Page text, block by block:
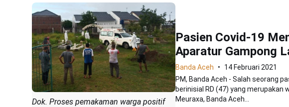
Dok. Proses pemakaman warga positif
Pasien Covid-19
Aparatur Gampong
Banda Aceh
14 Februari 2021
PM, Banda Aceh - Salah seorang
berinisial RD (47) yang merupakan
Meuraxa, Banda Aceh...